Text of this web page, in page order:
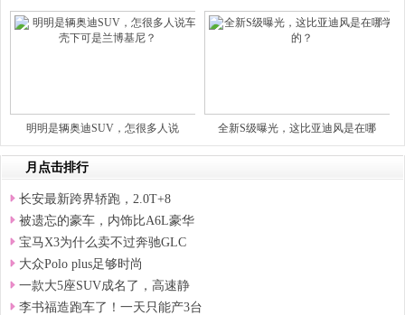
明明是辆奥迪SUV，怎很多人说 全新S级曝光，这比亚迪风是在哪
月点击排行
长安最新跨界轿跑，2.0T+8
被遗忘的豪车，内饰比A6L豪华
宝马X3为什么卖不过奔驰GLC
大众Polo plus足够时尚
一款大5座SUV成名了，高速静
李书福造跑车了！一天只能产3台